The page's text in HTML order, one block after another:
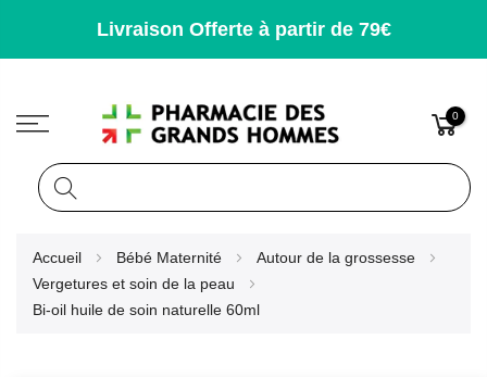
Livraison Offerte à partir de 79€
0
contenu
Accueil Bébé Maternité
Autour de la grossesse
Vergetures et soin de la peau
Bi-oil huile de soin naturelle 60ml